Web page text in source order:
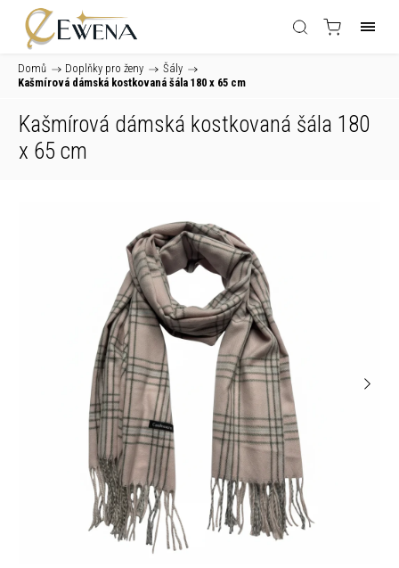
Domů / Doplňky pro ženy / Šály /
Kašmírová dámská kostkovaná šála 180 x 65 cm
Kašmírová dámská kostkovaná šála 180
x 65 cm